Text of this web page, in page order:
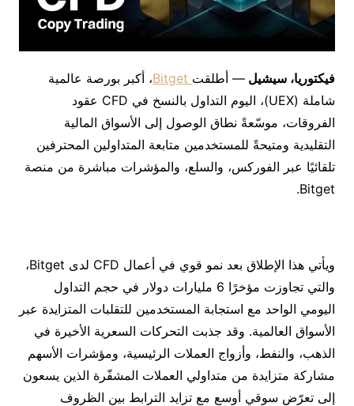
فيكتوريا، سيشيل — أطلقت
، أكبر بورصة عالمية
شاملة (UEX)، اليوم التداول بالنسخ في CFD عقود
الفروقات، موسّعةً نطاق الوصول إلى الأسواق المالية
التقليدية ومتيحةً للمستخدمين متابعة المتداولين المحترفين
تلقائيًا عبر الفوركس، والسلع، والمؤشرات مباشرة من منصة
Bitget.
ويأتي هذا الإطلاق بعد نمو قوي في أعمال CFD لدى Bitget،
والتي تجاوزت مؤخرًا 6 مليارات دولار في حجم التداول
اليومي الواحد مع استجابة المستخدمين للتقلبات المتزايدة عبر
الأسواق العالمية. وقد جذبت التحركات السعرية الأخيرة في
الذهب، والنفط، وأزواج العملات الرئيسية، ومؤشرات الأسهم
مشاركة متزايدة من متداولي العملات المشفّرة الذين يسعون
إلى تعرّض سوقي أوسع مع تزايد الترابط بين الظروف